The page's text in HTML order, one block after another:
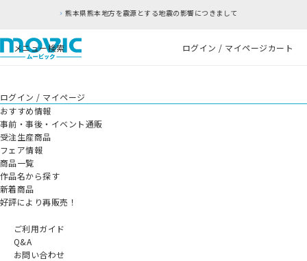
方を震源とする地震の影響につきまして
メニュー検索 ログイン / マイページカート
ログイン / マイページ
おすすめ情報
事前・事後・イベント通販
受注生産商品
フェア情報
商品一覧
作品名から探す
新着商品
好評により再販売！
ご利用ガイド
Q&A
お問い合わせ